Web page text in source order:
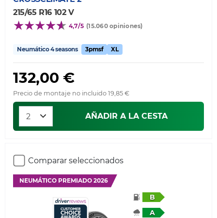
215/65 R16 102 V
4,7/5 (15.060 opiniones)
Neumático 4 seasons 3pmsf XL
132,00 €
Precio de montaje no incluido 19,85 €
AÑADIR A LA CESTA
Comparar seleccionados
NEUMÁTICO PREMIADO 2026
B
A